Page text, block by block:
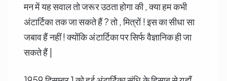
मन में यह सवाल तो जरूर उठता होगा की , क्या हम कभी
अंटार्टिका तक जा सकते हैं ? तो , मित्रों ! इस का सीधा सा
जबाव हैं नहीं ! क्योंकि अंटार्टिका पर सिर्फ वैज्ञानिक ही जा
सकते हैं |